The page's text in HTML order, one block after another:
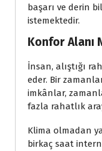
başarı ve derin
istemektedir.
Konfor Alanı
İnsan, alıştığı
eder. Bir
imkânlar,
fazla rahatlık
Klima olmadan
birkaç saat